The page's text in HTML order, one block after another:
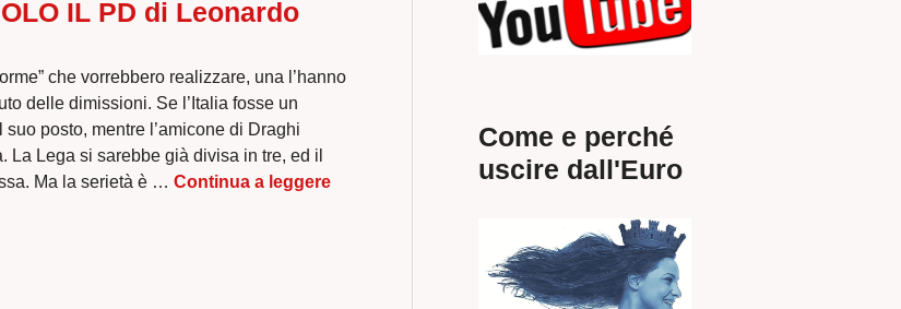
IL PD di Leonardo
che vorrebbero realizzare, una l’hanno
delle dimissioni. Se l’Italia fosse un
posto, mentre l’amicone di Draghi
La Lega si sarebbe già divisa in tre, ed il
Ma la serietà è … Continua a leggereFINANZIARIA: PEGGIO AVEVA FATTO SOLO IL PD di Leonardo
Come e perché
uscire dall'Euro